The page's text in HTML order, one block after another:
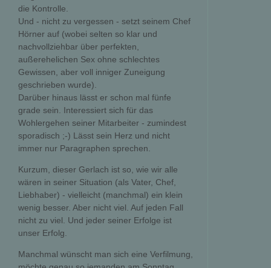
die Kontrolle.
Und - nicht zu vergessen - setzt seinem Chef
Hörner auf (wobei selten so klar und
nachvollziehbar über perfekten,
außerehelichen Sex ohne schlechtes
Gewissen, aber voll inniger Zuneigung
geschrieben wurde).
Darüber hinaus lässt er schon mal fünfe
grade sein. Interessiert sich für das
Wohlergehen seiner Mitarbeiter - zumindest
sporadisch ;-) Lässt sein Herz und nicht
immer nur Paragraphen sprechen.
Kurzum, dieser Gerlach ist so, wie wir alle
wären in seiner Situation (als Vater, Chef,
Liebhaber) - vielleicht (manchmal) ein klein
wenig besser. Aber nicht viel. Auf jeden Fall
nicht zu viel. Und jeder seiner Erfolge ist
unser Erfolg.
Manchmal wünscht man sich eine Verfilmung,